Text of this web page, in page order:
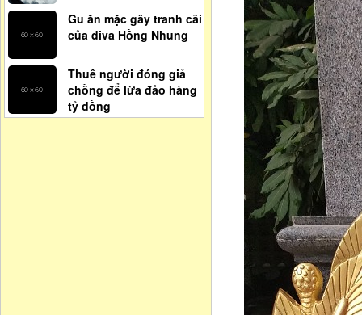
Gu ăn mặc gây tranh cãi
của diva Hồng Nhung
Thuê người đóng giả
chồng để lừa đảo hàng
tỷ đồng